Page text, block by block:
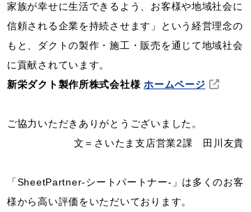
家族が幸せに生活できるよう、お客様や地域社会に
信頼される企業を持続させます」という経営理念の
もと、ダクトの製作・施工・販売を通じて地域社会
に貢献されています。
新栄ダクト製作所株式会社様ホームページ
ご協力いただきありがとうございました。
文＝さいたま支店営業2課 田川友貴
「SheetPartner-シートパートナー-」は多くのお客
様から高い評価をいただいております。